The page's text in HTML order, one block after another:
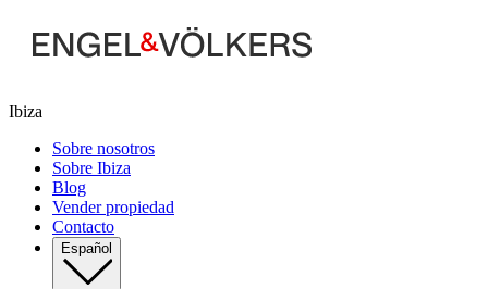
Ibiza
Sobre nosotros
Sobre Ibiza
Blog
Vender propiedad
Contacto
Español